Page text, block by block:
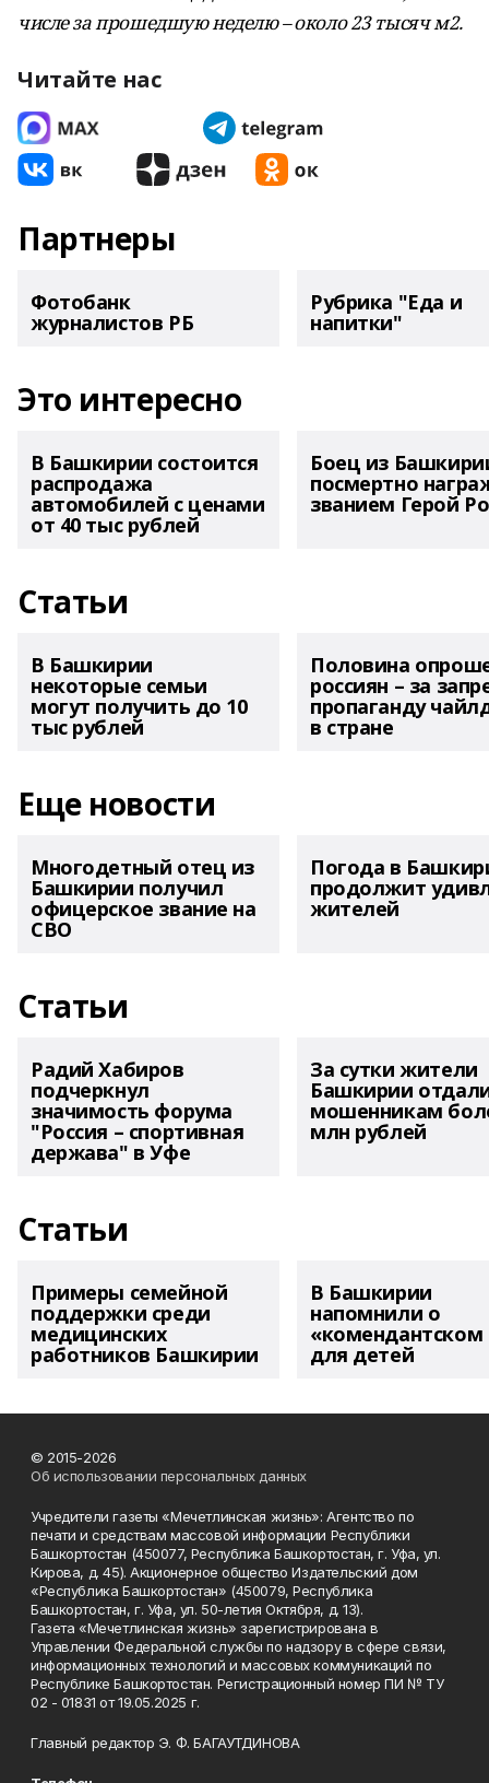
числе за прошедшую неделю – около 23 тысяч м2.
Читайте нас
Партнеры
Фотобанк
журналистов РБ
Рубрика "Еда и
напитки"
Это интересно
В Башкирии состоится
распродажа
автомобилей с ценами
от 40 тыс рублей
Боец из
посмертно
званием Герой
Статьи
В Башкирии
некоторые семьи
могут получить до 10
тыс рублей
Половина
россиян – за
пропаганду
в стране
Еще новости
Многодетный отец из
Башкирии получил
офицерское звание на
СВО
Погода в
продолжит
жителей
Статьи
Радий Хабиров
подчеркнул
значимость форума
"Россия – спортивная
держава" в Уфе
За сутки жители
Башкирии
мошенникам
млн рублей
Статьи
Примеры семейной
поддержки среди
медицинских
работников Башкирии
В Башкирии
напомнили о
«комендантском
для детей
© 2015-2026
Об использовании персональных данных
Учредители газеты «Мечетлинская жизнь»: Агентство по
печати и средствам массовой информации Республики
Башкортостан (450077, Республика Башкортостан, г. Уфа, ул.
Кирова, д. 45). Акционерное общество Издательский дом
«Республика Башкортостан» (450079, Республика
Башкортостан, г. Уфа, ул. 50-летия Октября, д. 13).
Газета «Мечетлинская жизнь» зарегистрирована в
Управлении Федеральной службы по надзору в сфере связи,
информационных технологий и массовых коммуникаций по
Республике Башкортостан. Регистрационный номер ПИ № ТУ
02 - 01831 от 19.05.2025 г.
Главный редактор Э. Ф. БАГАУТДИНОВА